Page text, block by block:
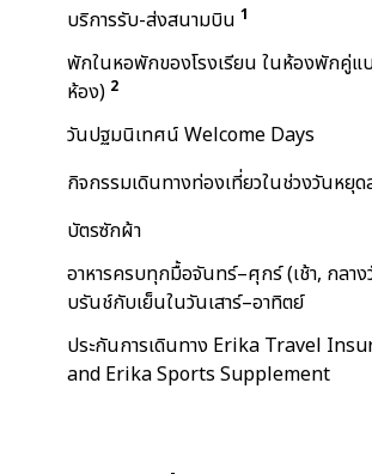
บริการรับ-ส่งสนามบิน 1
พักในหอพักของโรงเรียน ในห้องพักคู่
ห้อง) 2
วันปฐมนิเทศน์ Welcome Days
กิจกรรมเดินทางท่องเที่ยวในช่วงวันหยุ
บัตรซักผ้า
อาหารครบทุกมื้อจันทร์–ศุกร์ (เช้า, กลาง
บรันช์กับเย็นในวันเสาร์–อาทิตย์
ประกันการเดินทาง Erika Travel
and Erika Sports Supplement